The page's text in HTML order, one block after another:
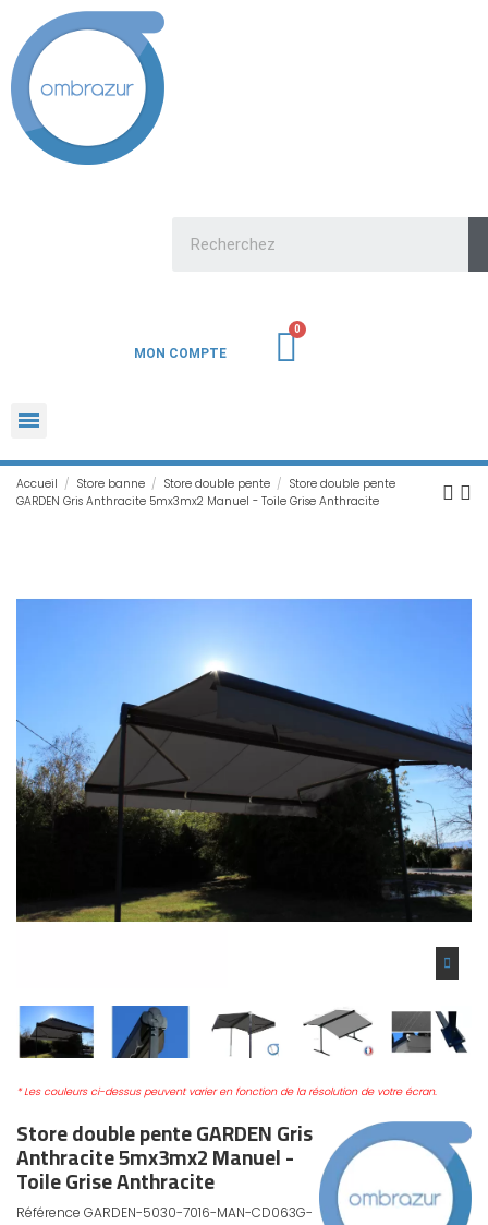
MON COMPTE
Accueil Store banne Store double pente
Store double pente
GARDEN Gris Anthracite 5mx3mx2 Manuel - Toile Grise Anthracite
* Les couleurs ci-dessus peuvent varier en fonction de la résolution de votre écran.
Store double pente GARDEN Gris
Anthracite 5mx3mx2 Manuel -
Toile Grise Anthracite
Référence GARDEN-5030-7016-MAN-CD063G-